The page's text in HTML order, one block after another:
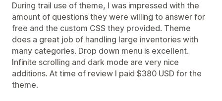
During trail use of theme, I was impressed with the
amount of questions they were willing to answer for
free and the custom CSS they provided. Theme
does a great job of handling large inventories with
many categories. Drop down menu is excellent.
Infinite scrolling and dark mode are very nice
additions. At time of review I paid $380 USD for the
theme.